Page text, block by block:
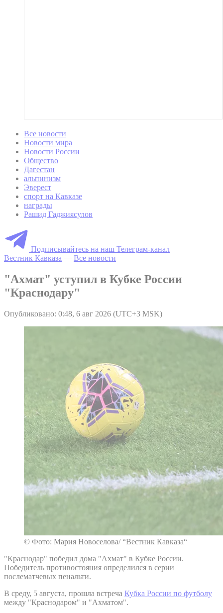
Все новости
Новости мира
Новости России
Общество
Дагестан
альпинизм
Эверест
спорт на Кавказе
награды
Рашид Гаджиясулов
Подписывайтесь на наш Телеграм-канал
Вестник Кавказа — Все новости
"Ахмат" уступил в Кубке России
"Краснодару"
Опубликовано: 0:48, 6 авг 2026 (UTC+3 MSK)
© Фото: Мария Новоселова/ “Вестник Кавказа“
"Краснодар" победил дома "Ахмат" в Кубке России.
Победитель противостояния определился в серии
послематчевых пенальти.
В среду, 5 августа, прошла встреча Кубка России по футболу
между "Краснодаром" и "Ахматом".